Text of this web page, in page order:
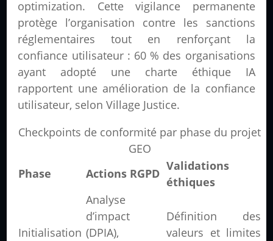
optimization. Cette vigilance permanente
protège l’organisation contre les sanctions
réglementaires tout en renforçant la
confiance utilisateur : 60 % des organisations
ayant adopté une charte éthique IA
rapportent une amélioration de la confiance
utilisateur, selon Village Justice.
Checkpoints de conformité par phase du projet
GEO
Phase
Actions RGPD
Validations
éthiques
Initialisation
Analyse
d’impact
(DPIA),
Définition des
valeurs et limites